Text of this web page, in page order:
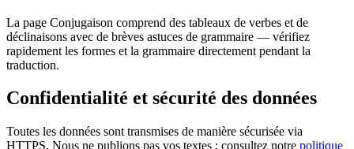
La page Conjugaison comprend des tableaux de verbes et de
déclinaisons avec de brèves astuces de grammaire — vérifiez
rapidement les formes et la grammaire directement pendant la
traduction.
Confidentialité et sécurité des données
Toutes les données sont transmises de manière sécurisée via
HTTPS. Nous ne publions pas vos textes ; consultez notre politique